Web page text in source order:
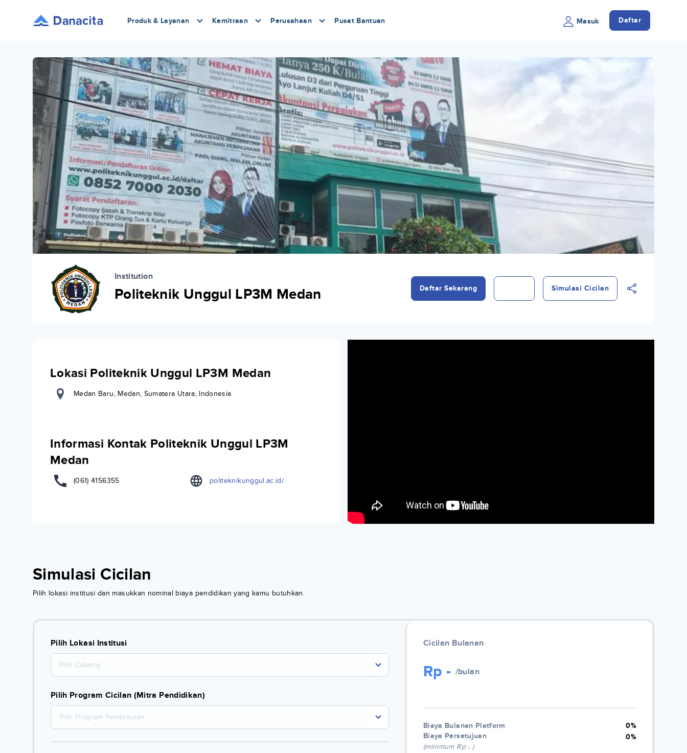
Produk & Layanan Kemitraan Perusahaan Pusat Bantuan Masuk Daftar
Institution
Politeknik Unggul LP3M Medan Daftar Sekarang Simulasi Cicilan
Lokasi Politeknik Unggul LP3M Medan
Medan Baru, Medan, Sumatera Utara, Indonesia
Informasi Kontak Politeknik Unggul LP3M
Medan
(061) 4156355 politeknikunggul.ac.id/
Simulasi Cicilan
Pilih lokasi institusi dan masukkan nominal biaya pendidikan yang kamu butuhkan.
Pilih Lokasi Institusi
Pilih Cabang
Pilih Program Cicilan (Mitra Pendidikan)
Pilih Program Pembiayaan
Cicilan Bulanan
Rp - /bulan
Biaya Bulanan Platform
0%
Biaya Persetujuan
(minimum Rp -)
0%